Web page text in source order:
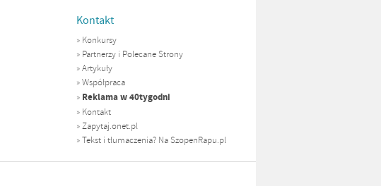
Kontakt
» Konkursy
» Partnerzy i Polecane Strony
»Artykuły
»Współpraca
» Reklama w 40tygodni
» Kontakt
»Zapytaj.onet.pl
»Tekst i tłumaczenia? Na SzopenRapu.pl